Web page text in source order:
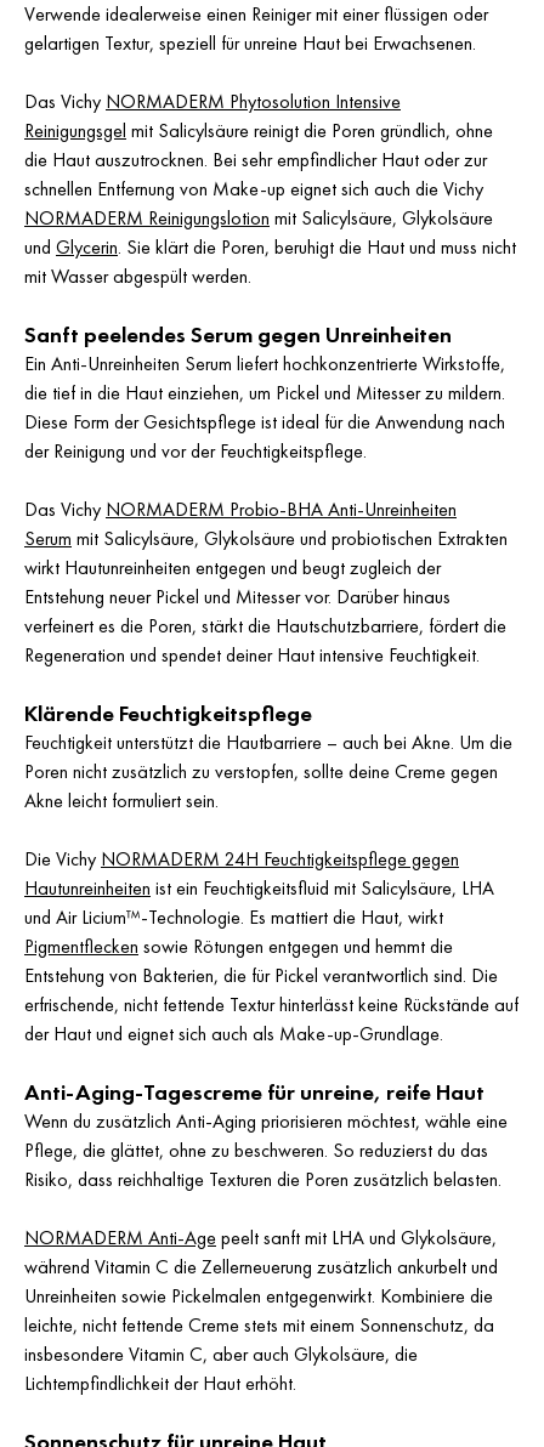
Verwende idealerweise einen Reiniger mit einer flüssigen oder
gelartigen Textur, speziell für unreine Haut bei Erwachsenen.
Das Vichy NORMADERM Phytosolution Intensive
Reinigungsgel mit Salicylsäure reinigt die Poren gründlich, ohne
die Haut auszutrocknen. Bei sehr empfindlicher Haut oder zur
schnellen Entfernung von Make-up eignet sich auch die Vichy
NORMADERM Reinigungslotion mit Salicylsäure, Glykolsäure
und Glycerin. Sie klärt die Poren, beruhigt die Haut und muss nicht
mit Wasser abgespült werden.
Sanft peelendes Serum gegen Unreinheiten
Ein Anti-Unreinheiten Serum liefert hochkonzentrierte Wirkstoffe,
die tief in die Haut einziehen, um Pickel und Mitesser zu mildern.
Diese Form der Gesichtspflege ist ideal für die Anwendung nach
der Reinigung und vor der Feuchtigkeitspflege.
Das Vichy NORMADERM Probio-BHA Anti-Unreinheiten
Serum mit Salicylsäure, Glykolsäure und probiotischen Extrakten
wirkt Hautunreinheiten entgegen und beugt zugleich der
Entstehung neuer Pickel und Mitesser vor. Darüber hinaus
verfeinert es die Poren, stärkt die Hautschutzbarriere, fördert die
Regeneration und spendet deiner Haut intensive Feuchtigkeit.
Klärende Feuchtigkeitspflege
Feuchtigkeit unterstützt die Hautbarriere – auch bei Akne. Um die
Poren nicht zusätzlich zu verstopfen, sollte deine Creme gegen
Akne leicht formuliert sein.
Die Vichy NORMADERM 24H Feuchtigkeitspflege gegen
Hautunreinheiten ist ein Feuchtigkeitsfluid mit Salicylsäure, LHA
und Air Licium™-Technologie. Es mattiert die Haut, wirkt
Pigmentflecken sowie Rötungen entgegen und hemmt die
Entstehung von Bakterien, die für Pickel verantwortlich sind. Die
erfrischende, nicht fettende Textur hinterlässt keine Rückstände auf
der Haut und eignet sich auch als Make-up-Grundlage.
Anti-Aging-Tagescreme für unreine, reife Haut
Wenn du zusätzlich Anti-Aging priorisieren möchtest, wähle eine
Pflege, die glättet, ohne zu beschweren. So reduzierst du das
Risiko, dass reichhaltige Texturen die Poren zusätzlich belasten.
NORMADERM Anti-Agepeelt sanft mit LHA und Glykolsäure,
während Vitamin C die Zellerneuerung zusätzlich ankurbelt und
Unreinheiten sowie Pickelmalen entgegenwirkt. Kombiniere die
leichte, nicht fettende Creme stets mit einem Sonnenschutz, da
insbesondere Vitamin C, aber auch Glykolsäure, die
Lichtempfindlichkeit der Haut erhöht.